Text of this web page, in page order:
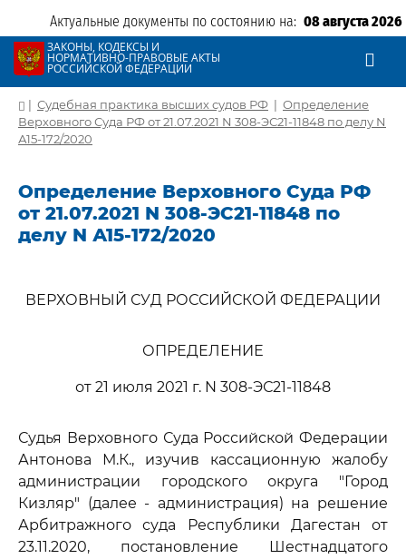
Актуальные документы по состоянию на: 08 августа 2026
ЗАКОНЫ, КОДЕКСЫ И
НОРМАТИВНО-ПРАВОВЫЕ АКТЫ
РОССИЙСКОЙ ФЕДЕРАЦИИ
| Судебная практика высших судов РФ | Определение
Верховного Суда РФ от 21.07.2021 N 308-ЭС21-11848 по делу N
А15-172/2020
Определение Верховного Суда РФ
от 21.07.2021 N 308-ЭС21-11848 по
делу N А15-172/2020
ВЕРХОВНЫЙ СУД РОССИЙСКОЙ ФЕДЕРАЦИИ
ОПРЕДЕЛЕНИЕ
от 21 июля 2021 г. N 308-ЭС21-11848
Судья Верховного Суда Российской Федерации
Антонова М.К., изучив кассационную жалобу
администрации городского округа "Город
Кизляр" (далее - администрация) на решение
Арбитражного суда Республики Дагестан от
23.11.2020, постановление Шестнадцатого